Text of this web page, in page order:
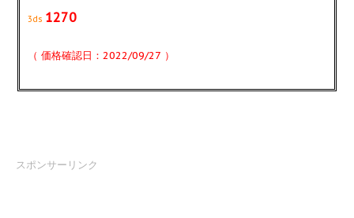
3ds 1270
（ 価格確認日：2022/09/27 ）
スポンサーリンク